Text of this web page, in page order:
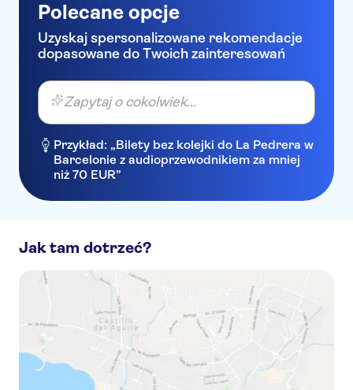
Polecane opcje
Uzyskaj spersonalizowane rekomendacje
dopasowane do Twoich zainteresowań
Zapytaj o cokolwiek...
Przykład: „Bilety bez kolejki do La Pedrera w
Barcelonie z audioprzewodnikiem za mniej
niż 70 EUR”
Jak tam dotrzeć?